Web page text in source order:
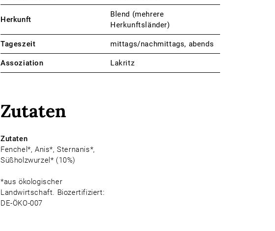
Herkunft
Blend (mehrere
Herkunftsländer)
Tageszeit mittags/nachmittags, abends
Assoziation Lakritz
Zutaten
Zutaten
Fenchel*, Anis*, Sternanis*,
Süßholzwurzel* (10%)
*aus ökologischer
Landwirtschaft. Biozertifiziert:
DE-ÖKO-007